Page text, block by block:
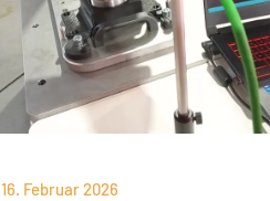
16. Februar 2026